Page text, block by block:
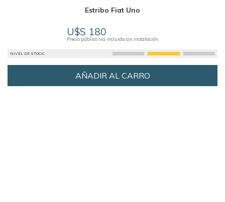
Estribo Fiat Uno
U$S 180
Precio público iva incluido, sin instalación.
NIVEL DE STOCK:
AÑADIR AL CARRO